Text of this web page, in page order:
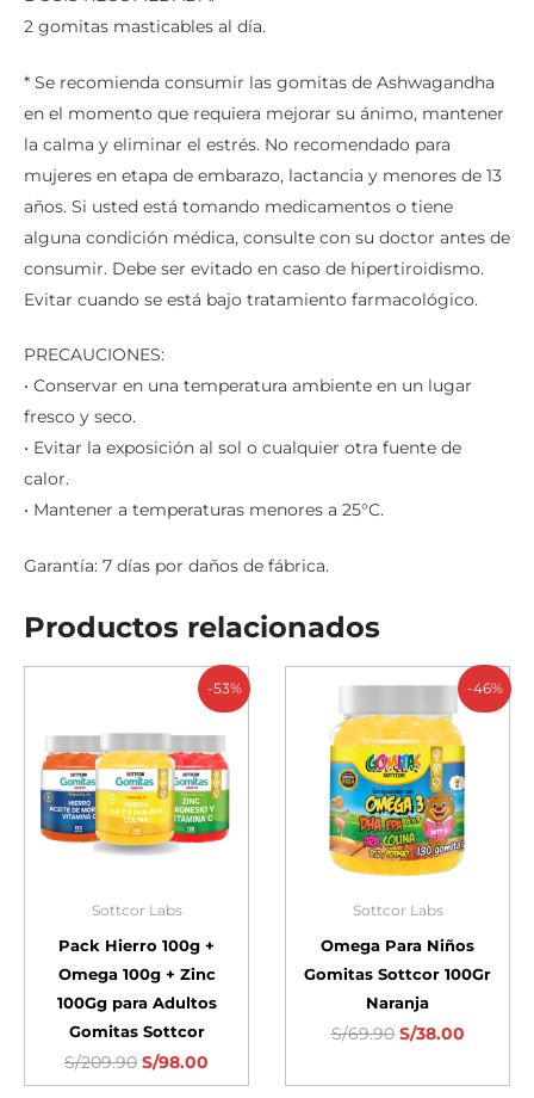
2 gomitas masticables al día.
* Se recomienda consumir las gomitas de Ashwagandha
en el momento que requiera mejorar su ánimo, mantener
la calma y eliminar el estrés. No recomendado para
mujeres en etapa de embarazo, lactancia y menores de 13
años. Si usted está tomando medicamentos o tiene
alguna condición médica, consulte con su doctor antes de
consumir. Debe ser evitado en caso de hipertiroidismo.
Evitar cuando se está bajo tratamiento farmacológico.
PRECAUCIONES:
• Conservar en una temperatura ambiente en un lugar
fresco y seco.
• Evitar la exposición al sol o cualquier otra fuente de
calor.
• Mantener a temperaturas menores a 25°C.
Garantía: 7 días por daños de fábrica.
Productos relacionados
-53%
Sottcor Labs
Pack Hierro 100g +
Omega 100g + Zinc
100Gg para Adultos
Gomitas Sottcor
S/209.90 S/98.00
-46%
Sottcor Labs
Omega Para Niños
Gomitas Sottcor 100Gr
Naranja
S/69.90 S/38.00